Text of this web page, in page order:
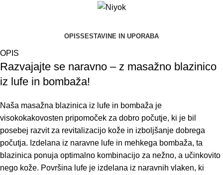
OPISSESTAVINE IN UPORABA
OPIS
Razvajajte se naravno – z masažno blazinico
iz lufe in bombaža!
Naša masažna blazinica iz lufe in bombaža je
visokokakovosten pripomoček za dobro počutje, ki je bil
posebej razvit za revitalizacijo kože in izboljšanje dobrega
počutja. Izdelana iz naravne lufe in mehkega bombaža, ta
blazinica ponuja optimalno kombinacijo za nežno, a učinkovito
nego kože. Površina lufe je izdelana iz naravnih vlaken, ki